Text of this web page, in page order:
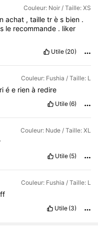
Couleur: Noir / Taille: XS
achat , taille tr è s bien .
le recommande . liker
Utile (20)
Couleur: Fushia / Taille: L
é e rien à redire
Utile (6)
Couleur: Nude / Taille: XL
Utile (5)
Couleur: Fushia / Taille: L
Utile (3)